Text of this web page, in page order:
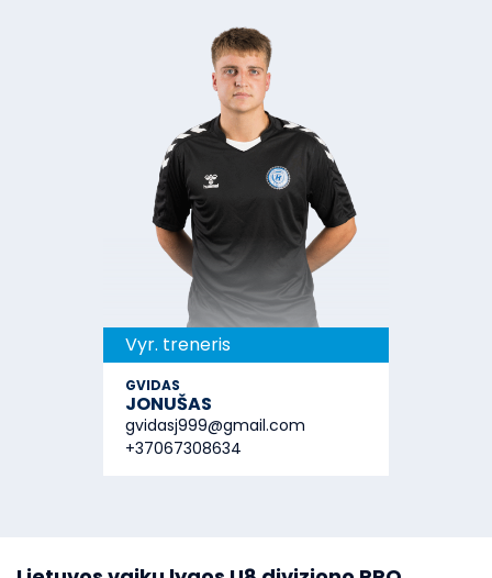
Vyr. treneris
GVIDAS
JONUŠAS
gvidasj999@gmail.com
+37067308634